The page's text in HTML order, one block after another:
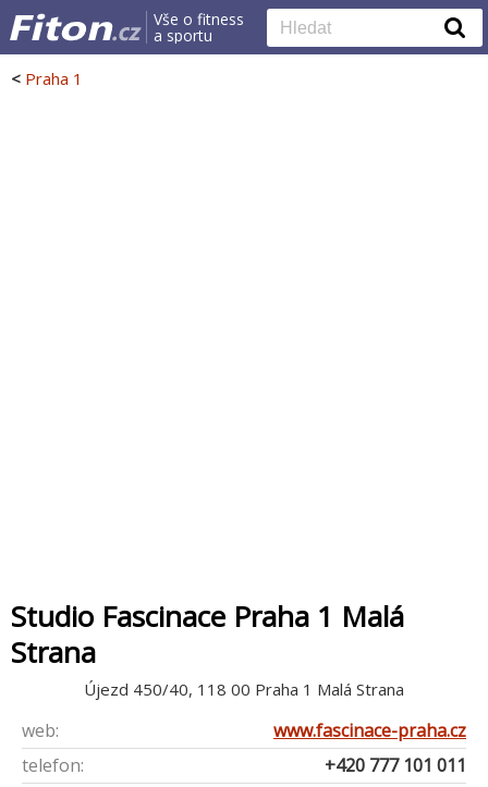
Vše o fitness
a sportu
< Praha 1
Studio Fascinace Praha 1 Malá
Strana
Újezd 450/40, 118 00 Praha 1 Malá Strana
web:
www.fascinace-praha.cz
telefon:
+420 777 101 011